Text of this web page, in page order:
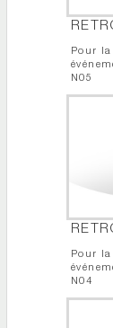
Pour
N05
Pour
N04